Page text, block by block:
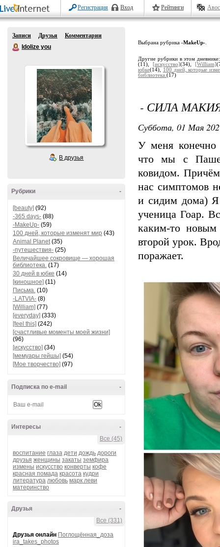
Регистрация Вход Рейтинги
Записи Друзья
Комментарии
Idolize you
В друзья
-
Рубрики
[beauty] (92)
-365 days- (88)
-MakeUp- (59)
100 дней, которые изменят мир (43)
Animal Planet(35)
-путешествия- (25)
Величайшее сокровище — хорошая
библиотека. (17)
30 дней в юбке (14)
[киношное] (11)
Письма. (10)
-LATVIA- (8)
[William] (77)
[everyday] (333)
[feel this] (242)
[счастливые моменты моей жизни]
(96)
[искусство] (34)
[мемуары гейшы] (54)
[Мое творчество] (97)
-
Подписка по e-mail
-
Интересы
Все (45)
воспитание глаза дети дождь дороги
друзья женщины закаты земфира
измены искусство конверты кофе
красная помада красота кудри
литература любовь марк леви
материнство
-
Друзья
Все (331)
Друзья онлайн Поглощённая_доза
ira_takes_photos
Выбрана рубрика -MakeUp-
Другие рубрики в этом
(11),
[искусство](34), [William]
юбке(14),
100 дней, которые
библиотека. (17)
- СИЛА
Суббота, 01 Мая
У меня конечно
что мы с
ковидом.
нас симптомов
и сидим дома) Я
ученица Гоар.
каким-то
второй урок.
поражает.